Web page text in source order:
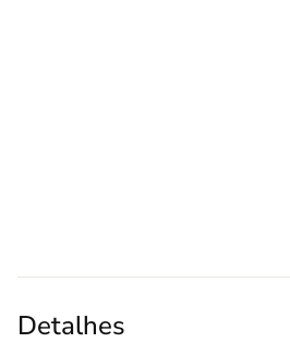
Detalhes